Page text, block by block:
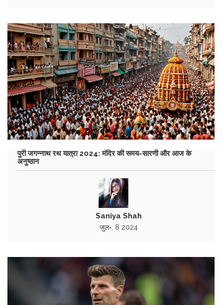
पुरी जगन्नाथ रथ यात्रा 2024: मंदिर की समय-सारणी और आज के
अनुष्ठान
Saniya Shah
जुल॰, 8 2024